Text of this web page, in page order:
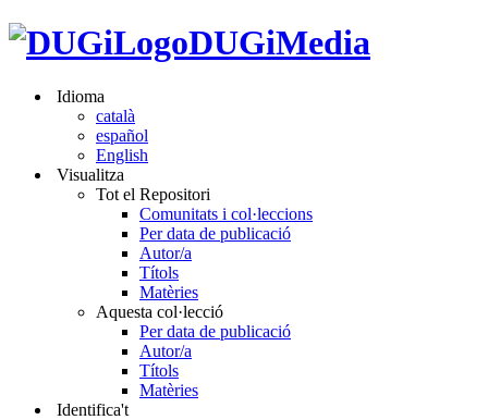
DUGiMedia
Idioma
català
español
English
Visualitza
Tot el Repositori
Comunitats i col·leccions
Per data de publicació
Autor/a
Títols
Matèries
Aquesta col·lecció
Per data de publicació
Autor/a
Títols
Matèries
Identifica't